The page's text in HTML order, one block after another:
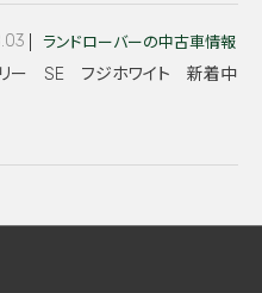
ランドローバーの中古車情報
リー SE フジホワイト 新着中